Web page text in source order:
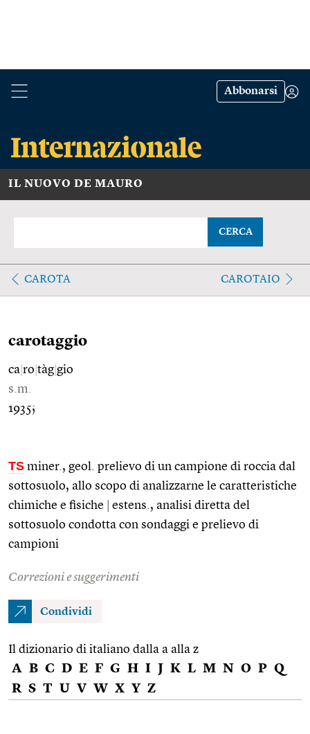
Abbonarsi
IL NUOVO DE MAURO
CERCA
CAROTA CAROTAIO
carotaggio
ca ro tàg gio
s.m.
1935;
TS miner., geol. prelievo di un campione di roccia dal
sottosuolo, allo scopo di analizzarne le caratteristiche
chimiche e fisiche
estens., analisi diretta del
sottosuolo condotta con sondaggi e prelievo di
campioni
Correzioni e suggerimenti
Condividi
Il dizionario di italiano dalla a alla z
A B C D E F G H I J K L M N O P Q
R S T U V W X Y Z